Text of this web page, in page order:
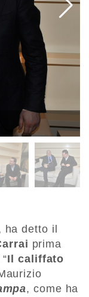
ha detto il
prima
Il califfato
, come ha